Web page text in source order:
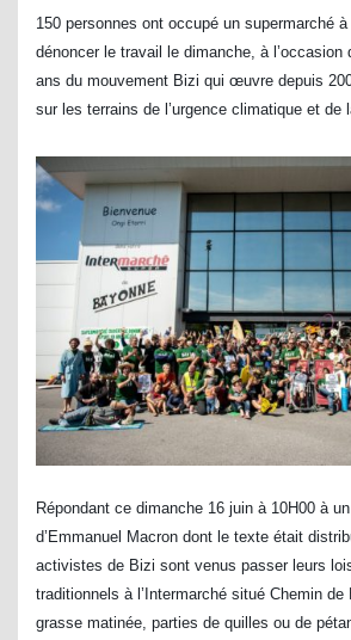
150 personnes ont occupé un supermarché
dénoncer le travail le dimanche, à l’occasion
ans du mouvement Bizi qui œuvre depuis
sur les terrains de l’urgence climatique et de
Répondant ce dimanche 16 juin à 10H00 à
d’Emmanuel Macron dont le texte était
activistes de Bizi sont venus passer leurs
traditionnels à l’Intermarché situé Chemin
grasse matinée, parties de quilles ou de